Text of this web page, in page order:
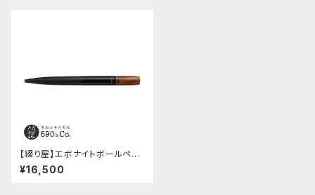
【綴り屋】エボナイトボールペン
(ハンノキ瘤＆レッドウッド)A
¥16,500